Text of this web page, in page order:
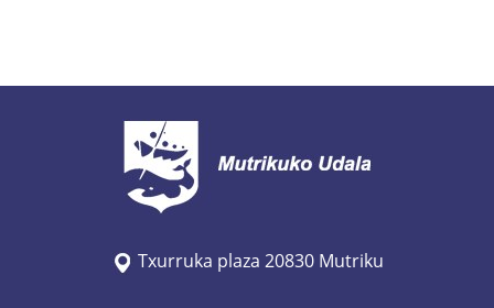
Txurruka plaza 20830 Mutriku